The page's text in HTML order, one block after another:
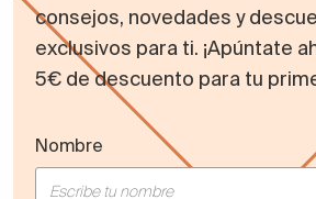
consejos, novedades y
exclusivos para ti. ¡Apúntate
5€ de descuento para tu
Nombre